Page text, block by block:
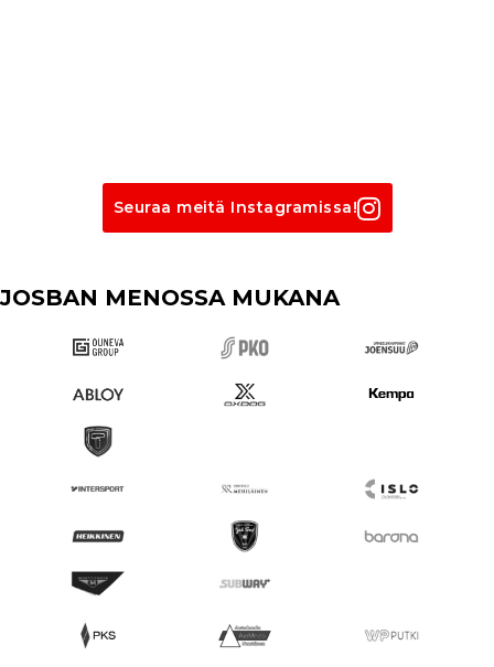
Seuraa meitä Instagramissa!
JOSBAN MENOSSA MUKANA